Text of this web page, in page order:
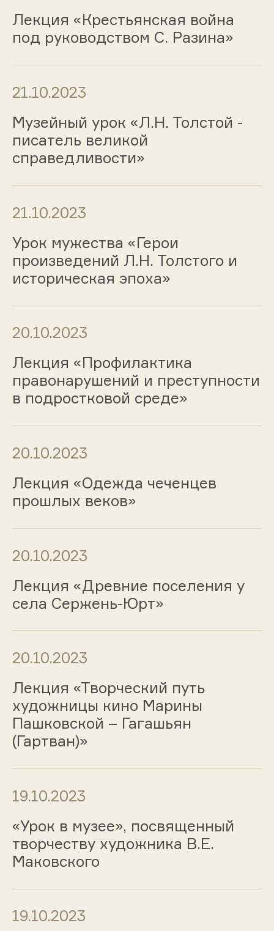
Лекция «Крестьянская война
под руководством С. Разина»
21.10.2023
Музейный урок «Л.Н. Толстой -
писатель великой
справедливости»
21.10.2023
Урок мужества «Герои
произведений Л.Н. Толстого и
историческая эпоха»
20.10.2023
Лекция «Профилактика
правонарушений и преступности
в подростковой среде»
20.10.2023
Лекция «Одежда чеченцев
прошлых веков»
20.10.2023
Лекция «Древние поселения у
села Сержень-Юрт»
20.10.2023
Лекция «Творческий путь
художницы кино Марины
Пашковской – Гагашьян
(Гартван)»
19.10.2023
«Урок в музее», посвященный
творчеству художника В.Е.
Маковского
19.10.2023